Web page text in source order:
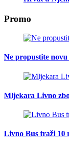
Promo
Ne propustite novu
Mljekara Livno
Livno Bus traži 10